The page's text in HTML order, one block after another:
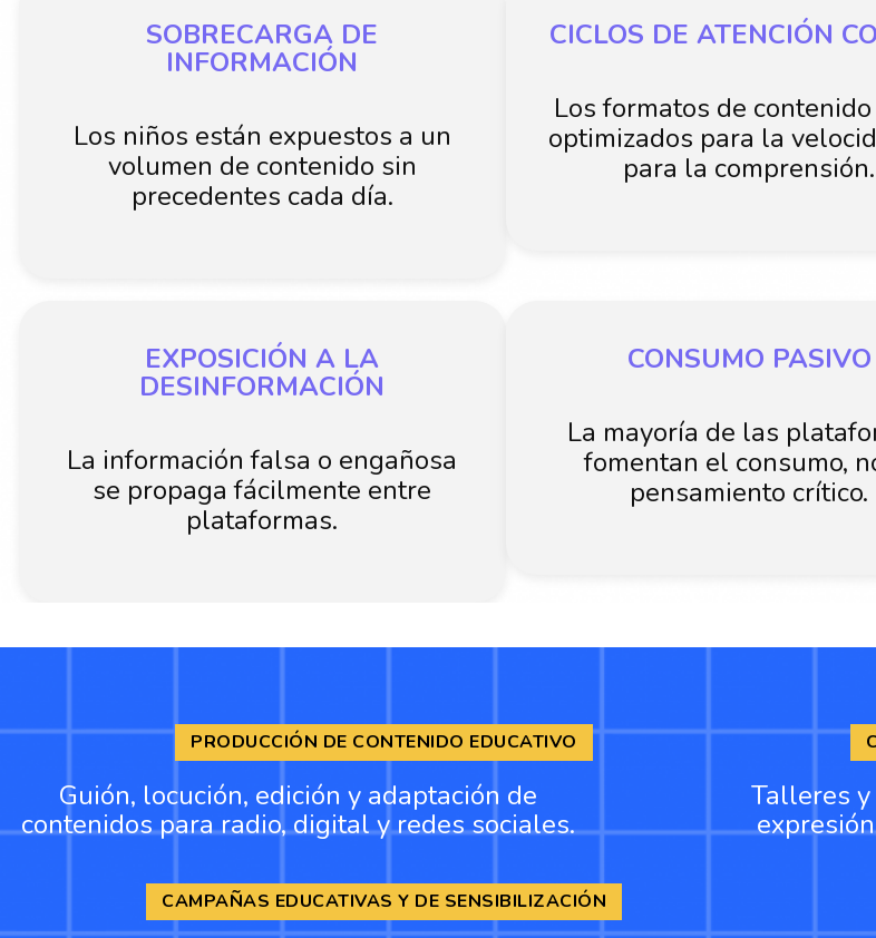
SOBRECARGA DE
INFORMACIÓN
Los niños están expuestos a un
volumen de contenido sin
precedentes cada día.
CICLOS DE ATENCIÓN
Los formatos de
optimizados para la
para la comprensión.
EXPOSICIÓN A LA
DESINFORMACIÓN
La información falsa o engañosa
se propaga fácilmente entre
plataformas.
CONSUMO PASIVO
La mayoría de las
fomentan el consumo,
pensamiento crítico.
PRODUCCIÓN DE CONTENIDO EDUCATIVO
Guión, locución, edición y adaptación de
contenidos para radio, digital y redes sociales.
Talleres
CAMPAÑAS EDUCATIVAS Y DE SENSIBILIZACIÓN